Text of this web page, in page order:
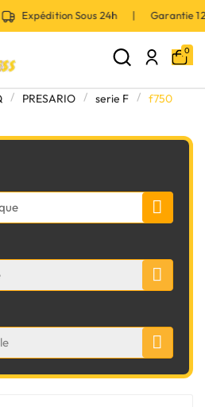
Expédition Sous 24h | Garantie
0
PRESARIO serie F f750